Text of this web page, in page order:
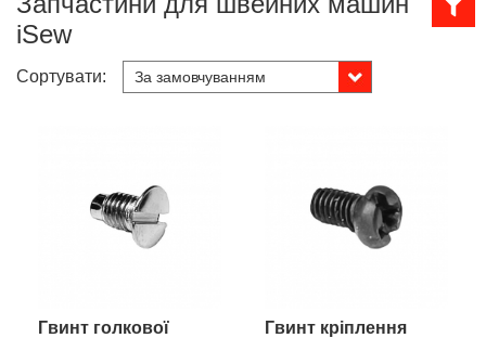
iSew
Сортувати:
Гвинт голкової
Гвинт кріплення